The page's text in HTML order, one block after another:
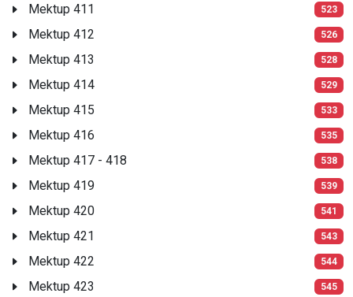
Mektup 411 523
Mektup 412 526
Mektup 413 528
Mektup 414 529
Mektup 415 533
Mektup 416 535
Mektup 417 - 418 538
Mektup 419 539
Mektup 420 541
Mektup 421 543
Mektup 422 544
Mektup 423 545